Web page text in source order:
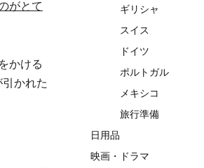
がとて
かける
かれた
ギリシャ
スイス
ドイツ
ポルトガル
メキシコ
旅行準備
日用品
映画・ドラマ